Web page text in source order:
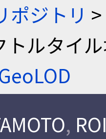
ポジトリ >
トルタイ
,